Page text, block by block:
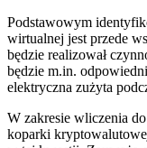
Podstawowym
wirtualnej jest przede
będzie realizował
będzie m.in.
elektryczna zużyta
W zakresie wliczenia
koparki